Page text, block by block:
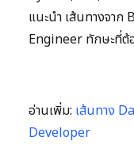
แนะนำ เส้นทางจา
Engineer ทักษะที่ต้
อ่านเพิ่ม: เส้นทาง
Developer